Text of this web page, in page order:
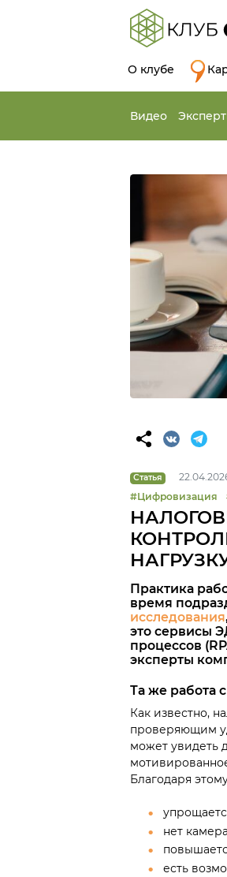
О клубе
Видео
Статья
#Цифровизация
Практика
время
исследования
это сервисы
процессов
эксперты
Та же работа
Как известно,
проверяющим
может увидеть
Благодаря
нет
есть